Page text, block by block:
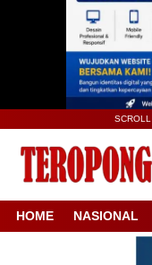
HOME NASIONAL